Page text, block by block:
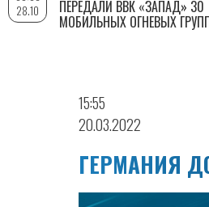
15:55
20.03.2022
ГЕРМАНИЯ
28.10
ПЕРЕДАЛИ ВВК «ЗАПАД» 30
МОБИЛЬНЫХ ОГНЕВЫХ